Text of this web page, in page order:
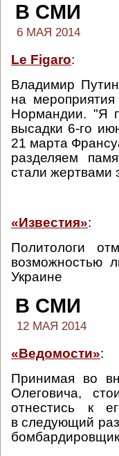
В СМИ
6 МАЯ 2014
Le Figaro:
Владимир
на
Нормандии. "Я
высадки 6-го
21 марта
разделяем
стали жертвами
«Известия»:
Политологи
возможностью
Украине
В СМИ
12 МАЯ 2014
«Ведомости»:
Принимая во
Олеговича,
отнестись к
в следующий раз